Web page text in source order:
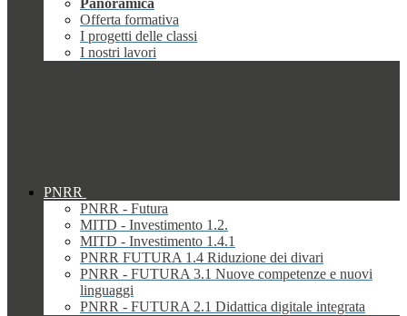
Panoramica
Offerta formativa
I progetti delle classi
I nostri lavori
PNRR
PNRR - Futura
MITD - Investimento 1.2.
MITD - Investimento 1.4.1
PNRR FUTURA 1.4 Riduzione dei divari
PNRR - FUTURA 3.1 Nuove competenze e nuovi
linguaggi
PNRR - FUTURA 2.1 Didattica digitale integrata